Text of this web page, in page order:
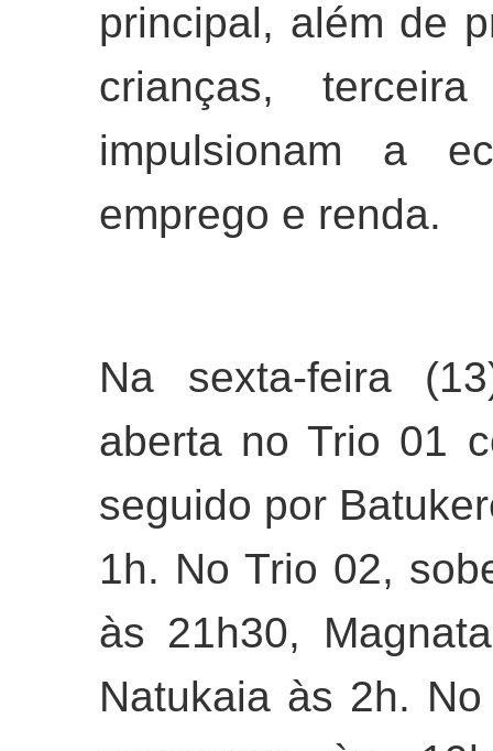
principal, além de
crianças,
impulsionam a
emprego e renda.
Na sexta-feira
aberta no Trio 01
seguido por
1h. No Trio 02,
às 21h30,
Natukaia às 2h.